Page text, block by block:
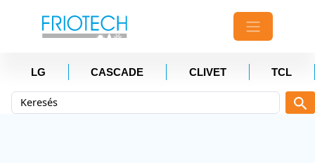
LG CASCADE CLIVET TCL